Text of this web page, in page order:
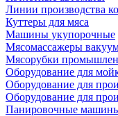
Линии производства
Куттеры для мяса
Машины укупорочные
Мясомассажеры
Мясорубки
Оборудование для
Оборудование для
Оборудование для
Панировочные